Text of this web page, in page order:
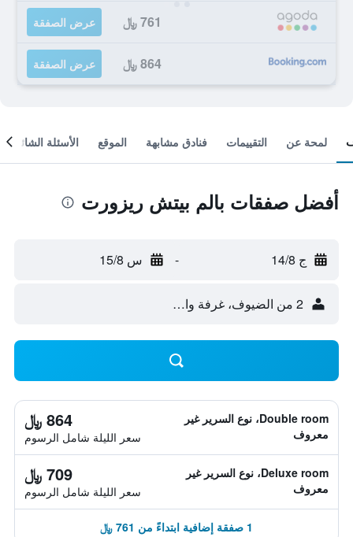
761 ﷼ عرض الصفقة
864 ﷼ عرض الصفقة
لمحة عن التقييمات فنادق مشابهة الموقع الأسئلة الشائعة
أفضل صفقات بالم بيتش ريزورت
ج 14/8 - س 15/8
2 من الضيوف، غرفة واحدة
Double room، نوع السرير غير
معروف
864 ﷼
سعر الليلة شامل الرسوم
Deluxe room، نوع السرير غير
معروف
709 ﷼
سعر الليلة شامل الرسوم
1 صفقة إضافية ابتداءً من 761 ﷼